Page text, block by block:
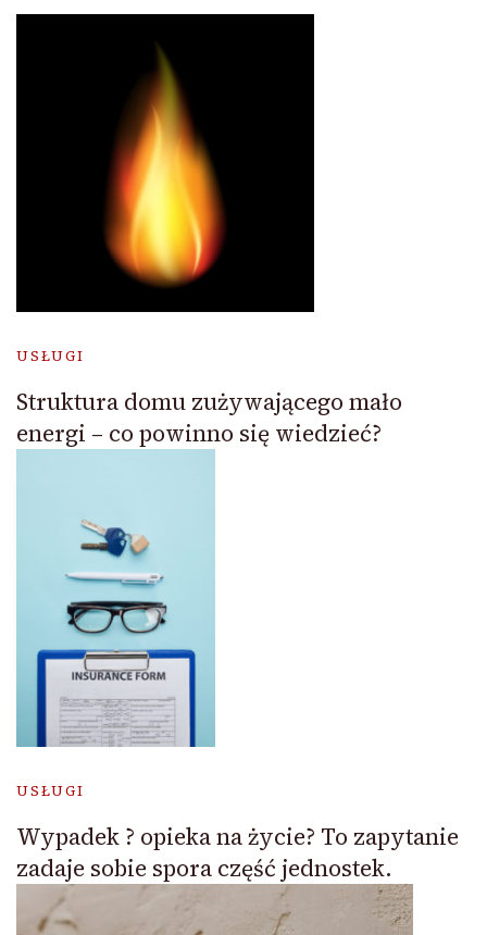
USŁUGI
Struktura domu zużywającego mało
energi – co powinno się wiedzieć?
USŁUGI
Wypadek ? opieka na życie? To zapytanie
zadaje sobie spora część jednostek.